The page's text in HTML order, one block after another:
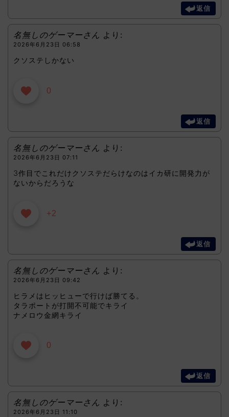
返信
名無しのゲーマーさん より:
2026年6月23日 06:58
クソステしかない
0
返信
名無しのゲーマーさん より:
2026年6月23日 07:11
3作目でこれだけクソステだらけなのはイカ研に開発力が
ないからだろうな
+2
返信
名無しのゲーマーさん より:
2026年6月23日 09:42
ヒラメはヒッヒューで行けば勝てる。
タラポートが打開不可能でキライ
ナメロウ金網キライ
0
返信
名無しのゲーマーさん より:
2026年6月23日 11:10